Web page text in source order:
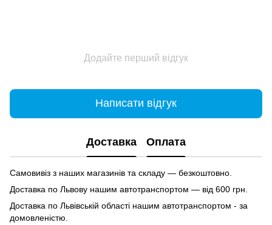
Додайте перший відгук
Написати відгук
Доставка Оплата
Самовивіз з наших магазинів та складу — безкоштовно.
Доставка по Львову нашим автотранспортом — від 600 грн.
Доставка по Львівській області нашим автотранспортом - за
домовленістю.